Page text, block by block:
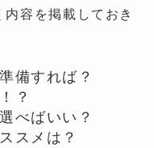
容を掲載しておき
備すれば？
？
べばいい？
スメは？